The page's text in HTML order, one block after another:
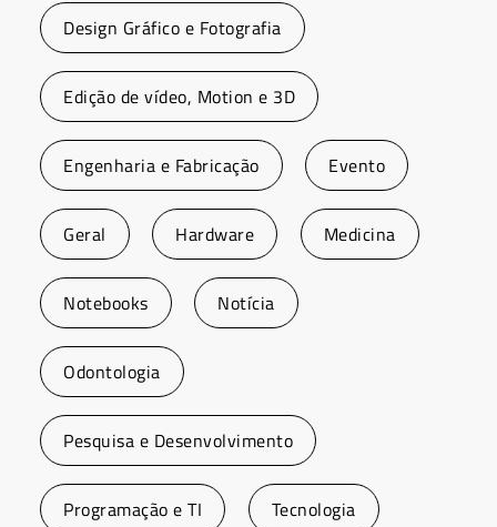
Design Gráfico e Fotografia
Edição de vídeo, Motion e 3D
Engenharia e Fabricação Evento
Geral Hardware Medicina
Notebooks Notícia
Odontologia
Pesquisa e Desenvolvimento
Programação e TI Tecnologia